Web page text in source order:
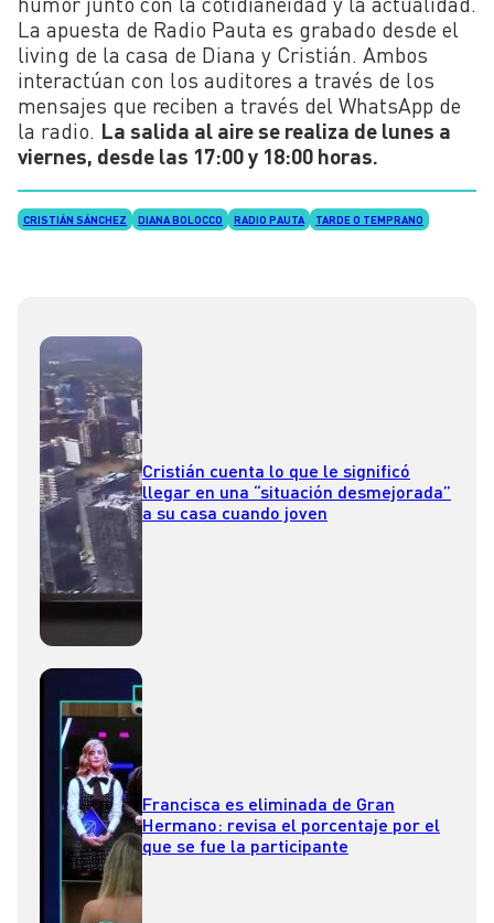
La apuesta de Radio Pauta es grabado desde el
living de la casa de Diana y Cristián. Ambos
interactúan con los auditores a través de los
mensajes que reciben a través del WhatsApp de
la radio. La salida al aire se realiza de lunes a
viernes, desde las 17:00 y 18:00 horas.
CRISTIÁN SÁNCHEZ DIANA BOLOCCO RADIO PAUTA TARDE O TEMPRANO
Cristián cuenta lo que le significó
llegar en una “situación desmejorada”
a su casa cuando joven
Francisca es eliminada de Gran
Hermano: revisa el porcentaje por el
que se fue la participante